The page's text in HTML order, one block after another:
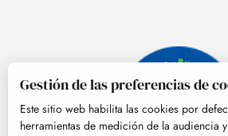
Gestión de las preferencias de
Este sitio web habilita las cookies por
herramientas de medición de la audiencia